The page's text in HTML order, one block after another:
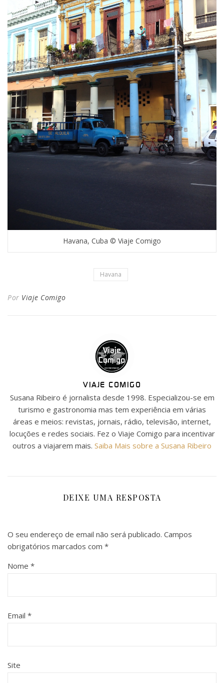
Havana, Cuba © Viaje Comigo
Havana
Por Viaje Comigo
VIAJE COMIGO
Susana Ribeiro é jornalista desde 1998. Especializou-se em
turismo e gastronomia mas tem experiência em várias
áreas e meios: revistas, jornais, rádio, televisão, internet,
locuções e redes sociais. Fez o Viaje Comigo para incentivar
outros a viajarem mais. Saiba Mais sobre a Susana Ribeiro
DEIXE UMA RESPOSTA
O seu endereço de email não será publicado. Campos
obrigatórios marcados com *
Nome *
Email *
Site